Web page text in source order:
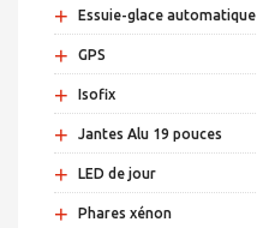
+ Essuie-glace automatique
+ GPS
+ Isofix
+ Jantes Alu 19 pouces
+ LED de jour
+ Phares xénon